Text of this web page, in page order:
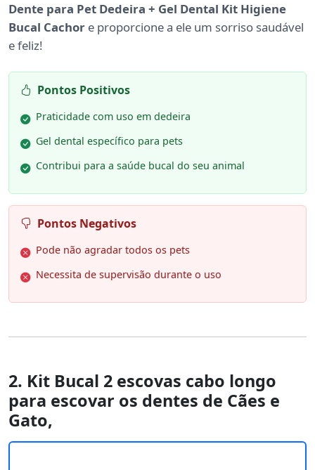
Dente para Pet Dedeira + Gel Dental Kit Higiene
Bucal Cachor e proporcione a ele um sorriso saudável
e feliz!
Pontos Positivos
Praticidade com uso em dedeira
Gel dental específico para pets
Contribui para a saúde bucal do seu animal
Pontos Negativos
Pode não agradar todos os pets
Necessita de supervisão durante o uso
2. Kit Bucal 2 escovas cabo longo
para escovar os dentes de Cães e
Gato,